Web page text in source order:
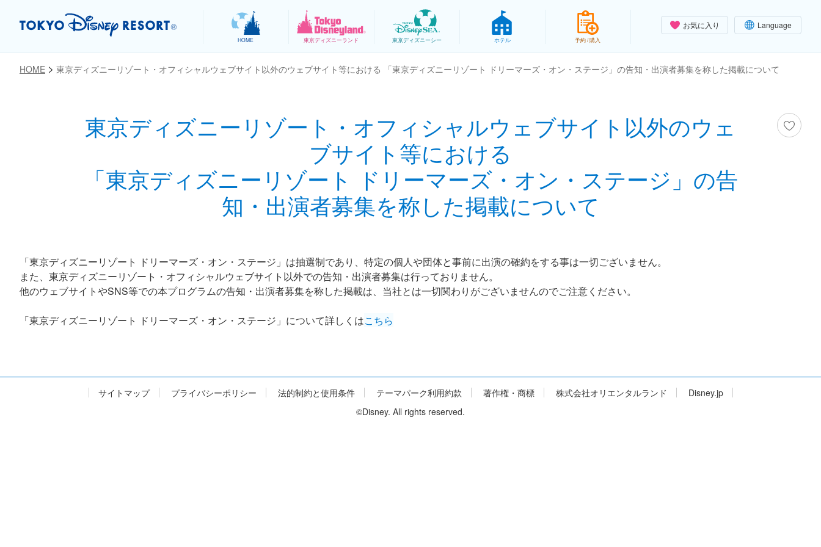
お気に入り Language
HOME 東京ディズニーランド 東京ディズニーシー ホテル 予約 / 購入
HOME 東京ディズニーリゾート・オフィシャルウェブサイト以外のウェブサイト等における 「東京ディズニーリゾート ドリーマーズ・オン・ステージ」の告知・出演者募集を称した掲載について
東京ディズニーリゾート・オフィシャルウェブサイト以外のウェ
ブサイト等における
「東京ディズニーリゾート ドリーマーズ・オン・ステージ」の告
知・出演者募集を称した掲載について
お気に入り
「東京ディズニーリゾート ドリーマーズ・オン・ステージ」は抽選制であり、特定の個人や団体と事前に出演の確約をする事は一切ございません。
また、東京ディズニーリゾート・オフィシャルウェブサイト以外での告知・出演者募集は行っておりません。
他のウェブサイトやSNS等での本プログラムの告知・出演者募集を称した掲載は、当社とは一切関わりがございませんのでご注意ください。
「東京ディズニーリゾート ドリーマーズ・オン・ステージ」について詳しくはこちら
サイトマップ プライバシーポリシー 法的制約と使用条件 テーマパーク利用約款 著作権・商標 株式会社オリエンタルランド
Disney.jp
©Disney. All rights reserved.